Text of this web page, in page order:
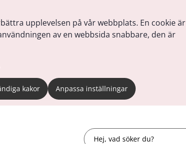
upplevelsen på vår webbplats. En cookie är
av en webbsida snabbare, den är
kakor Anpassa inställningar
Sök